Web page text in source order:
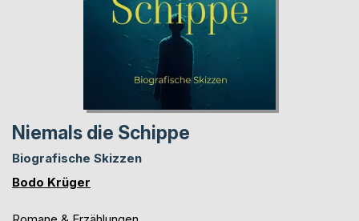
Niemals die Schippe
Biografische Skizzen
Bodo Krüger